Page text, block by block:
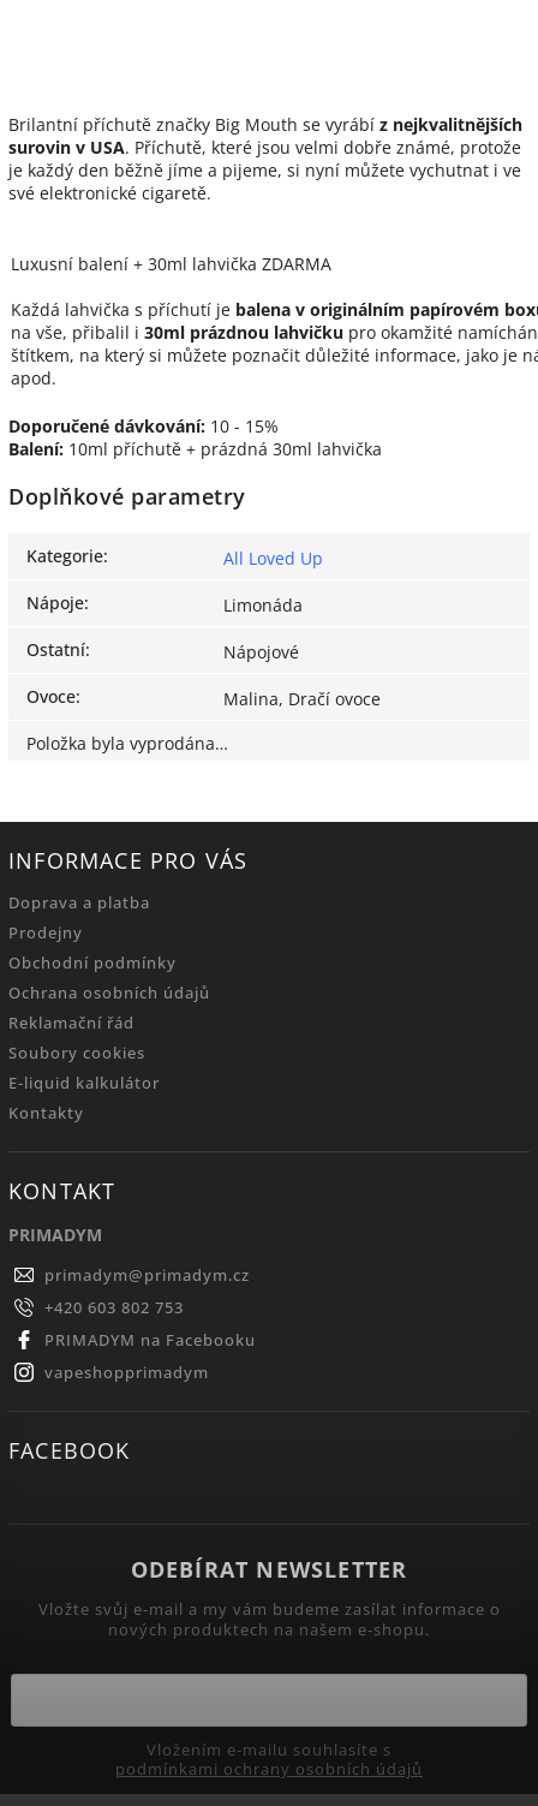
Brilantní příchutě značky Big Mouth se vyrábí z nejkvalitnějších
surovin v USA. Příchutě, které jsou velmi dobře známé, protože
je každý den běžně jíme a pijeme, si nyní můžete vychutnat i ve
své elektronické cigaretě.
Luxusní balení + 30ml lahvička ZDARMA
Každá lahvička s příchutí je balena v originálním papírovém
na vše, přibalil i 30ml prázdnou lahvičku pro okamžité
štítkem, na který si můžete poznačit důležité informace, jako je
apod.
Doporučené dávkování: 10 - 15%
Balení: 10ml příchutě + prázdná 30ml lahvička
Doplňkové parametry
Kategorie:
All Loved Up
Nápoje:
Limonáda
Ostatní:
Nápojové
Ovoce:
Malina, Dračí ovoce
Položka byla vyprodána…
INFORMACE PRO VÁS
Doprava a platba
Prodejny
Obchodní podmínky
Ochrana osobních údajů
Reklamační řád
Soubory cookies
E-liquid kalkulátor
Kontakty
KONTAKT
PRIMADYM
primadym@primadym.cz
+420 603 802 753
PRIMADYM na Facebooku
vapeshopprimadym
FACEBOOK
ODEBÍRAT NEWSLETTER
Vložte svůj e-mail a my vám budeme zasílat informace o
nových produktech na našem e-shopu.
podmínkami ochrany osobních údajů